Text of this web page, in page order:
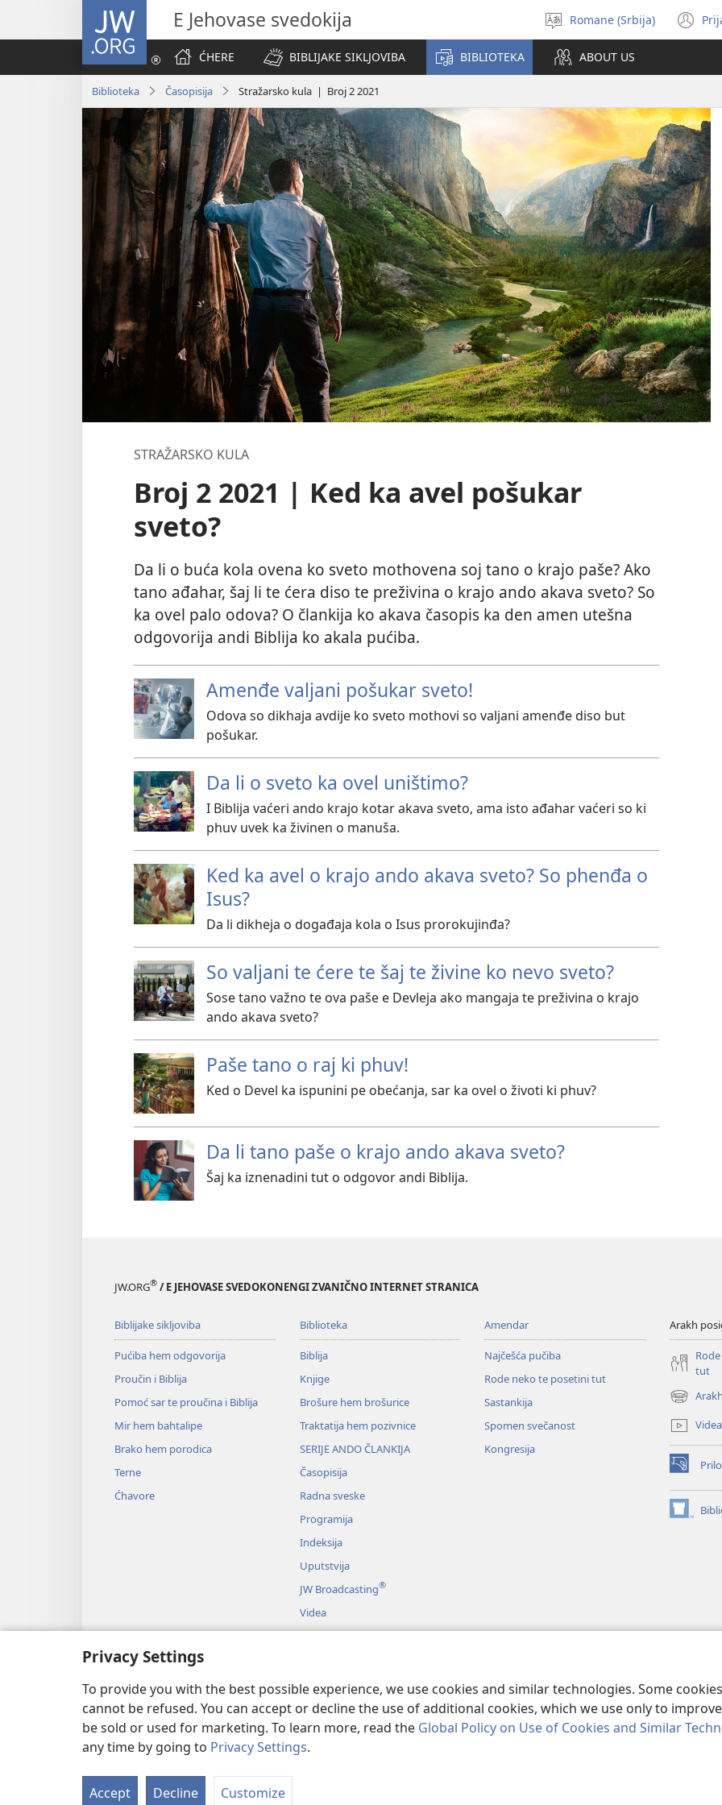
Privacy Settings
To provide you with the best possible experience, we use cookies and similar technologies. Some
cannot be refused. You can accept or decline the use of additional cookies, which we use only to
be sold or used for marketing. To learn more, read the Global Policy on Use of Cookies and Similar
any time by going to Privacy Settings.
Accept Decline Customize
JW.ORG E Jehovase svedokija
Birin
i
čhib
Romane (Srbija)
ĆHERE
BIBLIJAKE SIKLJOVIBA BIBLIOTEKA ABOUT US
Biblioteka Časopisija Stražarsko kula | Broj 2 2021
STRAŽARSKO KULA
Broj 2 2021 | Ked ka avel pošukar
sveto?
Da li o buća kola ovena ko sveto mothovena soj tano o krajo paše? Ako
tano ađahar, šaj li te ćera diso te preživina o krajo ando akava sveto? So
ka ovel palo odova? O člankija ko akava časopis ka den amen utešna
odgovorija andi Biblija ko akala pućiba.
Amenđe valjani pošukar sveto!
Odova so dikhaja avdije ko sveto mothovi so valjani amenđe diso but
pošukar.
Da li o sveto ka ovel uništimo?
I Biblija vaćeri ando krajo kotar akava sveto, ama isto ađahar vaćeri so ki
phuv uvek ka živinen o manuša.
Ked ka avel o krajo ando akava sveto? So phenđa o
Isus?
Da li dikheja o događaja kola o Isus prorokujinđa?
So valjani te ćere te šaj te živine ko nevo sveto?
Sose tano važno te ova paše e Devleja ako mangaja te preživina o krajo
ando akava sveto?
Paše tano o raj ki phuv!
Ked o Devel ka ispunini pe obećanja, sar ka ovel o životi ki phuv?
Da li tano paše o krajo ando akava sveto?
Šaj ka iznenadini tut o odgovor andi Biblija.
JW.ORG® / E JEHOVASE SVEDOKONENGI ZVANIČNO INTERNET STRANICA
Biblijake sikljoviba
Pućiba hem odgovorija
Proučin i Biblija
Pomoć sar te proučina i Biblija
Mir hem bahtalipe
Brako hem porodica
Terne
Ćhavore
Biblioteka
Biblija
Knjige
Brošure hem brošurice
Traktatija hem pozivnice
SERIJE ANDO ČLANKIJA
Časopisija
Radna sveske
Programija
Indeksija
Uputstvija
JW Broadcasting®
Videa
Muzika
Dramsko čitibe andi Biblija
Amendar
Najčešća pučiba
Rode neko te posetini tut
Sastankija
Spomen svečanost
Kongresija
Arakh
tut
(opens
new
window)
Videa
(opens
new
window)
(opens
Copyright © 2026 Watch Tower Bible and Tract Society of Pennsylvania.